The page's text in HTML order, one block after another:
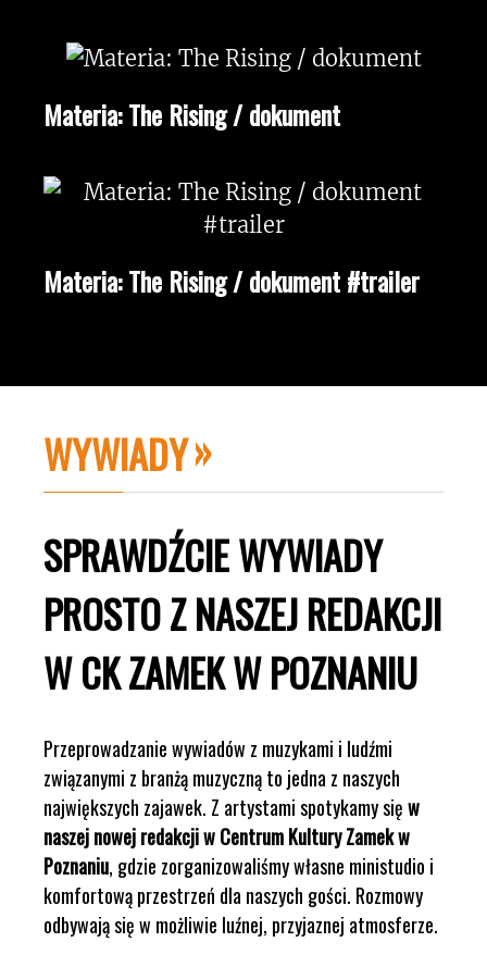
Materia: The Rising / dokument
Materia: The Rising / dokument #trailer
WYWIADY
SPRAWDŹCIE WYWIADY
PROSTO Z NASZEJ REDAKCJI
W CK ZAMEK W POZNANIU
Przeprowadzanie wywiadów z muzykami i ludźmi
związanymi z branżą muzyczną to jedna z naszych
największych zajawek. Z artystami spotykamy sięw
naszej nowej redakcji w Centrum Kultury Zamek w
Poznaniu, gdzie zorganizowaliśmy własne ministudio i
komfortową przestrzeń dla naszych gości. Rozmowy
odbywają się w możliwie luźnej, przyjaznej atmosferze.